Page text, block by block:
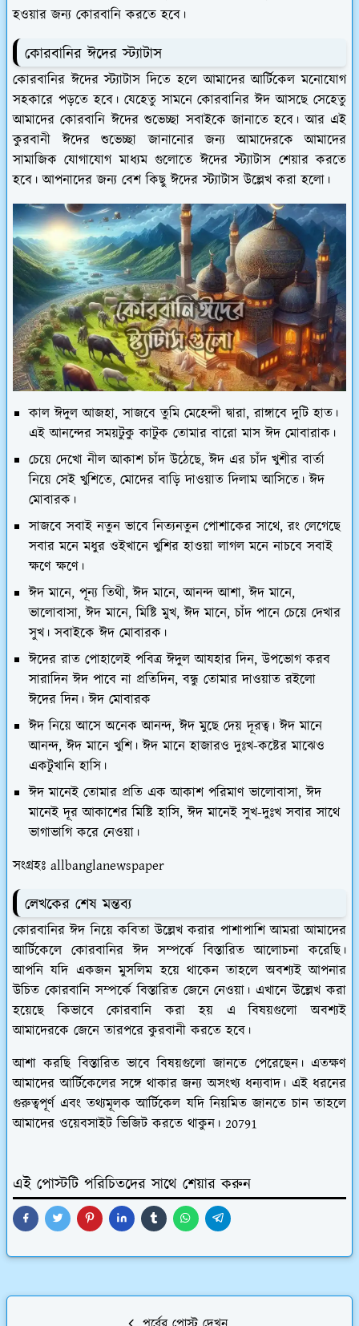
হওয়ার জন্য কোরবানি করতে হবে।
কোরবানির ঈদের স্ট্যাটাস
কোরবানির ঈদের স্ট্যাটাস দিতে হলে আমাদের আর্টিকেল মনোযোগ
সহকারে পড়তে হবে। যেহেতু সামনে কোরবানির ঈদ আসছে সেহেতু
আমাদের কোরবানি ঈদের শুভেচ্ছা সবাইকে জানাতে হবে। আর এই
কুরবানী ঈদের শুভেচ্ছা জানানোর জন্য আমাদেরকে আমাদের
সামাজিক যোগাযোগ মাধ্যম গুলোতে ঈদের স্ট্যাটাস শেয়ার করতে
হবে। আপনাদের জন্য বেশ কিছু ঈদের স্ট্যাটাস উল্লেখ করা হলো।
কাল ঈদুল আজহা, সাজবে তুমি মেহেন্দী দ্বারা, রাঙ্গাবে দুটি হাত।
এই আনন্দের সময়টুকু কাটুক তোমার বারো মাস ঈদ মোবারাক।
চেয়ে দেখো নীল আকাশ চাঁদ উঠেছে, ঈদ এর চাঁদ খুশীর বার্তা
নিয়ে সেই খুশিতে, মোদের বাড়ি দাওয়াত দিলাম আসিতে। ঈদ
মোবারক।
সাজবে সবাই নতুন ভাবে নিত্যনতুন পোশাকের সাথে, রং লেগেছে
সবার মনে মধুর ওইখানে খুশির হাওয়া লাগল মনে নাচবে সবাই
ক্ষণে ক্ষণে।
ঈদ মানে, পূন্য তিথী, ঈদ মানে, আনন্দ আশা, ঈদ মানে,
ভালোবাসা, ঈদ মানে, মিষ্টি মুখ, ঈদ মানে, চাঁদ পানে চেয়ে দেখার
সুখ। সবাইকে ঈদ মোবারক।
ঈদের রাত পোহালেই পবিত্র ঈদুল আযহার দিন, উপভোগ করব
সারাদিন ঈদ পাবে না প্রতিদিন, বন্ধু তোমার দাওয়াত রইলো
ঈদের দিন। ঈদ মোবারক
ঈদ নিয়ে আসে অনেক আনন্দ, ঈদ মুছে দেয় দূরত্ব। ঈদ মানে
আনন্দ, ঈদ মানে খুশি। ঈদ মানে হাজারও দুঃখ-কষ্টের মাঝেও
একটুখানি হাসি।
ঈদ মানেই তোমার প্রতি এক আকাশ পরিমাণ ভালোবাসা, ঈদ
মানেই দূর আকাশের মিষ্টি হাসি, ঈদ মানেই সুখ-দুঃখ সবার সাথে
ভাগাভাগি করে নেওয়া।
সংগ্রহঃ allbanglanewspaper
লেখকের শেষ মন্তব্য
কোরবানির ঈদ নিয়ে কবিতা উল্লেখ করার পাশাপাশি আমরা আমাদের
আর্টিকেলে কোরবানির ঈদ সম্পর্কে বিস্তারিত আলোচনা করেছি।
আপনি যদি একজন মুসলিম হয়ে থাকেন তাহলে অবশ্যই আপনার
উচিত কোরবানি সম্পর্কে বিস্তারিত জেনে নেওয়া। এখানে উল্লেখ করা
হয়েছে কিভাবে কোরবানি করা হয় এ বিষয়গুলো অবশ্যই
আমাদেরকে জেনে তারপরে কুরবানী করতে হবে।
আশা করছি বিস্তারিত ভাবে বিষয়গুলো জানতে পেরেছেন। এতক্ষণ
আমাদের আর্টিকেলের সঙ্গে থাকার জন্য অসংখ্য ধন্যবাদ। এই ধরনের
গুরুত্বপূর্ণ এবং তথ্যমূলক আর্টিকেল যদি নিয়মিত জানতে চান তাহলে
আমাদের ওয়েবসাইট ভিজিট করতে থাকুন। 20791
এই পোস্টটি পরিচিতদের সাথে শেয়ার করুন